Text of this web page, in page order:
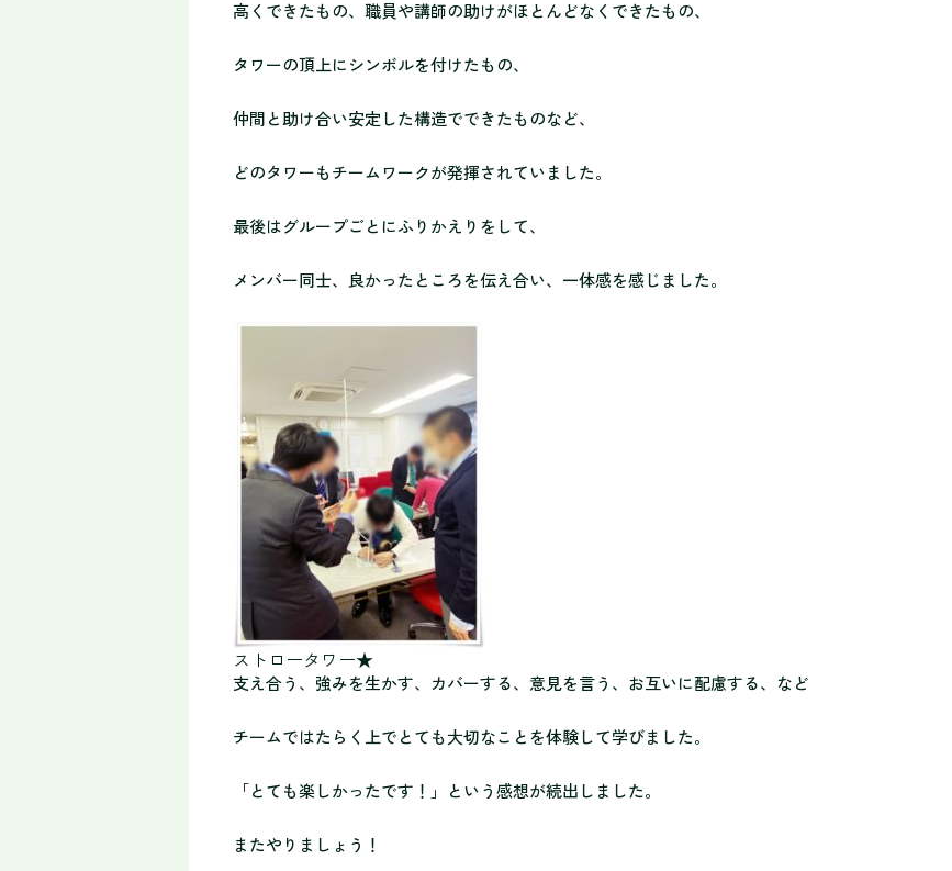
高くできたもの、職員や講師の助けがほとんどなくできたもの、
タワーの頂上にシンボルを付けたもの、
仲間と助け合い安定した構造でできたものなど、
どのタワーもチームワークが発揮されていました。
最後はグループごとにふりかえりをして、
メンバー同士、良かったところを伝え合い、一体感を感じました。
ストロータワー★
支え合う、強みを生かす、カバーする、意見を言う、お互いに配慮する、など
チームではたらく上でとても大切なことを体験して学びました。
「とても楽しかったです！」という感想が続出しました。
またやりましょう！